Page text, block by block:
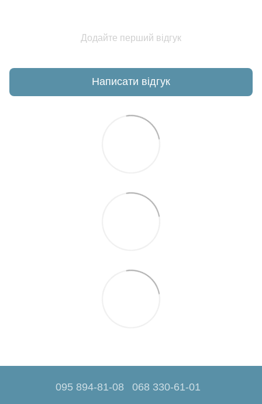
Додайте перший відгук
Написати відгук
095 894-81-08 068 330-61-01